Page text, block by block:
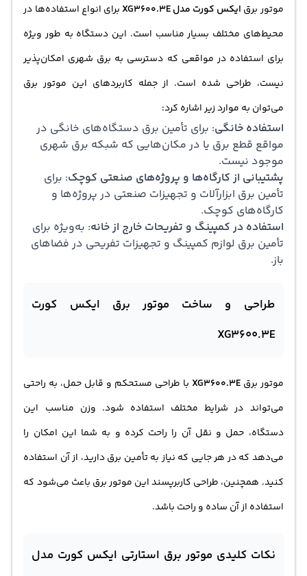
موتور برق ایکس کورت مدل XG3600.3E
برای انواع استفاده‌ها در
محیط‌های مختلف بسیار مناسب است. این دستگاه به طور ویژه
برای استفاده در مواقعی که دسترسی به برق شهری امکان‌پذیر
نیست، طراحی شده است. از جمله کاربردهای این موتور برق
می‌توان به موارد زیر اشاره کرد:
استفاده خانگی: برای تأمین برق دستگاه‌های خانگی در
مواقع قطع برق یا در مکان‌هایی که شبکه برق شهری
موجود نیست.
پشتیبانی از کارگاه‌ها و پروژه‌های صنعتی کوچک: برای
تأمین برق ابزارآلات و تجهیزات صنعتی در پروژه‌ها و
کارگاه‌های کوچک.
استفاده در کمپینگ و تفریحات خارج از خانه: به‌ویژه برای
تأمین برق لوازم کمپینگ و تجهیزات تفریحی در فضاهای
باز.
طراحی و ساخت موتور برق ایکس کورت
XG3600.3E
موتور برقXG3600.3E با طراحی مستحکم و قابل حمل، به راحتی
می‌تواند در شرایط مختلف استفاده شود. وزن مناسب این
دستگاه، حمل و نقل آن را راحت کرده و به شما این امکان را
می‌دهد که در هر جایی که نیاز به تأمین برق دارید، از آن استفاده
کنید. همچنین، طراحی کاربرپسند این موتور برق باعث می‌شود که
استفاده از آن ساده و راحت باشد.
نکات کلیدی موتور برق استارتی ایکس کورت مدل